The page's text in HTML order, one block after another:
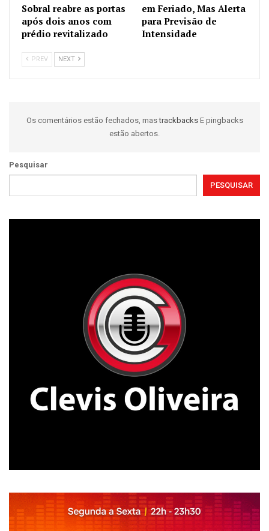
Sobral reabre as portas
após dois anos com
prédio revitalizado
em Feriado, Mas Alerta
para Previsão de
Intensidade
PREV NEXT
Os comentários estão fechados, mastrackbacks E pingbacks
estão abertos.
Pesquisar
PESQUISAR